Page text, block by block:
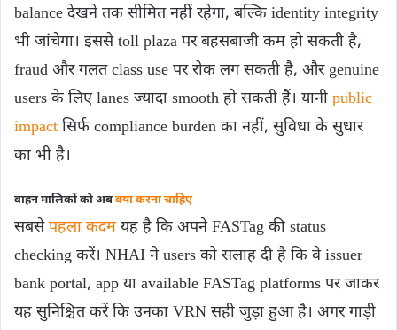
balance देखने तक सीमित नहीं रहेगा, बल्कि identity integrity
भी जांचेगा। इससे toll plaza पर बहसबाजी कम हो सकती है,
fraud और गलत class use पर रोक लग सकती है, और genuine
users के लिए lanes ज्यादा smooth हो सकती हैं। यानी public
impact सिर्फ compliance burden का नहीं, सुविधा के सुधार
का भी है।
वाहन मालिकों को अबक्या करना चाहिए
सबसेपहला कदम यह है कि अपने FASTag की status
checking करें। NHAI ने users को सलाह दी है कि वे issuer
bank portal, app या available FASTag platforms पर जाकर
यह सुनिश्चित करें कि उनका VRN सही जुड़ा हुआ है। अगर गाड़ी